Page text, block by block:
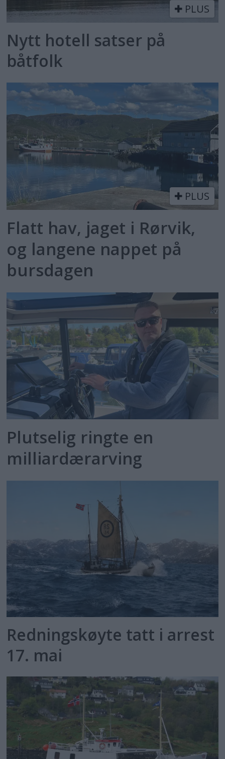
PLUS
Nytt hotell satser på
båtfolk
PLUS
Flatt hav, jaget i Rørvik,
og langene nappet på
bursdagen
Plutselig ringte en
milliardærarving
Redningskøyte tatt i arrest
17. mai